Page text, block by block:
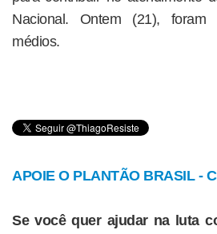
Nacional. Ontem (21), foram
médios.
APOIE O PLANTÃO BRASIL -
Se você quer ajudar na luta